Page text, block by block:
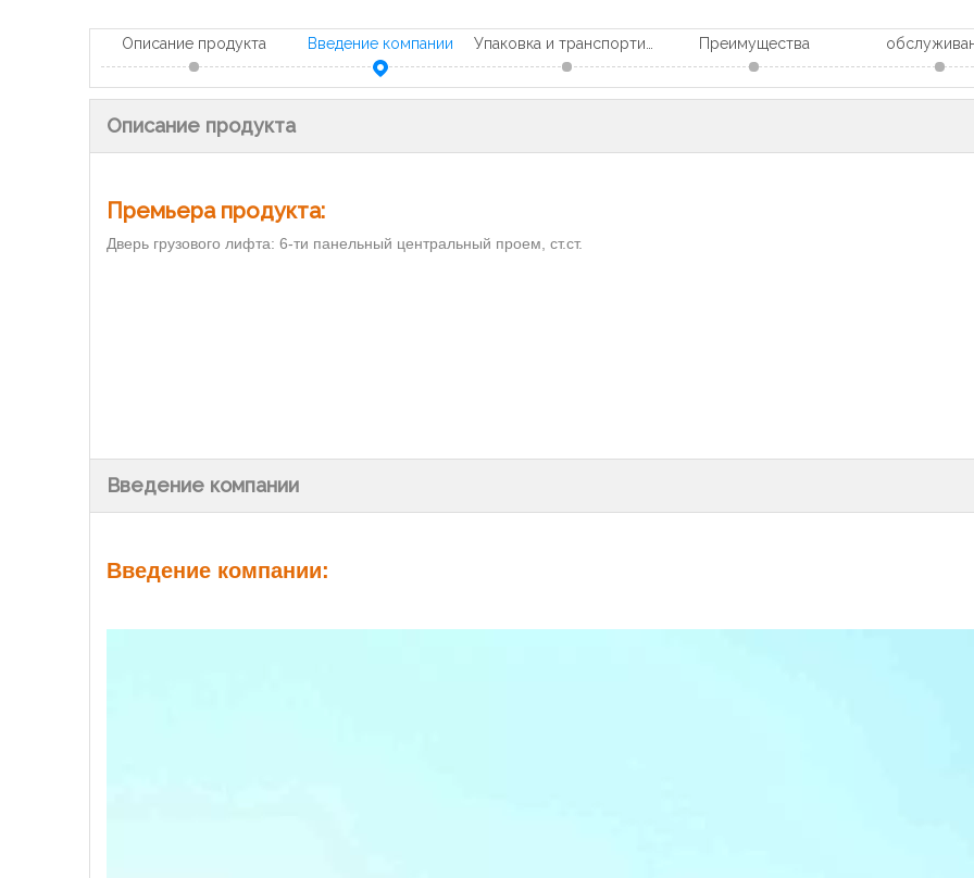
Описание продукта Введение компании Упаковка и транспортировка Преимущества
Описание продукта
Премьера продукта:
Дверь грузового лифта: 6-ти панельный центральный проем, ст.ст.
Введение компании
Введение компании: